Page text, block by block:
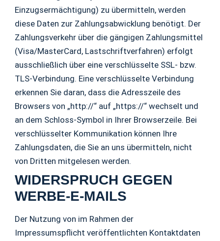
Einzugsermächtigung) zu übermitteln, werden
diese Daten zur Zahlungsabwicklung benötigt. Der
Zahlungsverkehr über die gängigen Zahlungsmittel
(Visa/MasterCard, Lastschriftverfahren) erfolgt
ausschließlich über eine verschlüsselte SSL- bzw.
TLS-Verbindung. Eine verschlüsselte Verbindung
erkennen Sie daran, dass die Adresszeile des
Browsers von „http://“ auf „https://“ wechselt und
an dem Schloss-Symbol in Ihrer Browserzeile. Bei
verschlüsselter Kommunikation können Ihre
Zahlungsdaten, die Sie an uns übermitteln, nicht
von Dritten mitgelesen werden.
WIDERSPRUCH GEGEN
WERBE-E-MAILS
Der Nutzung von im Rahmen der
Impressumspflicht veröffentlichten Kontaktdaten